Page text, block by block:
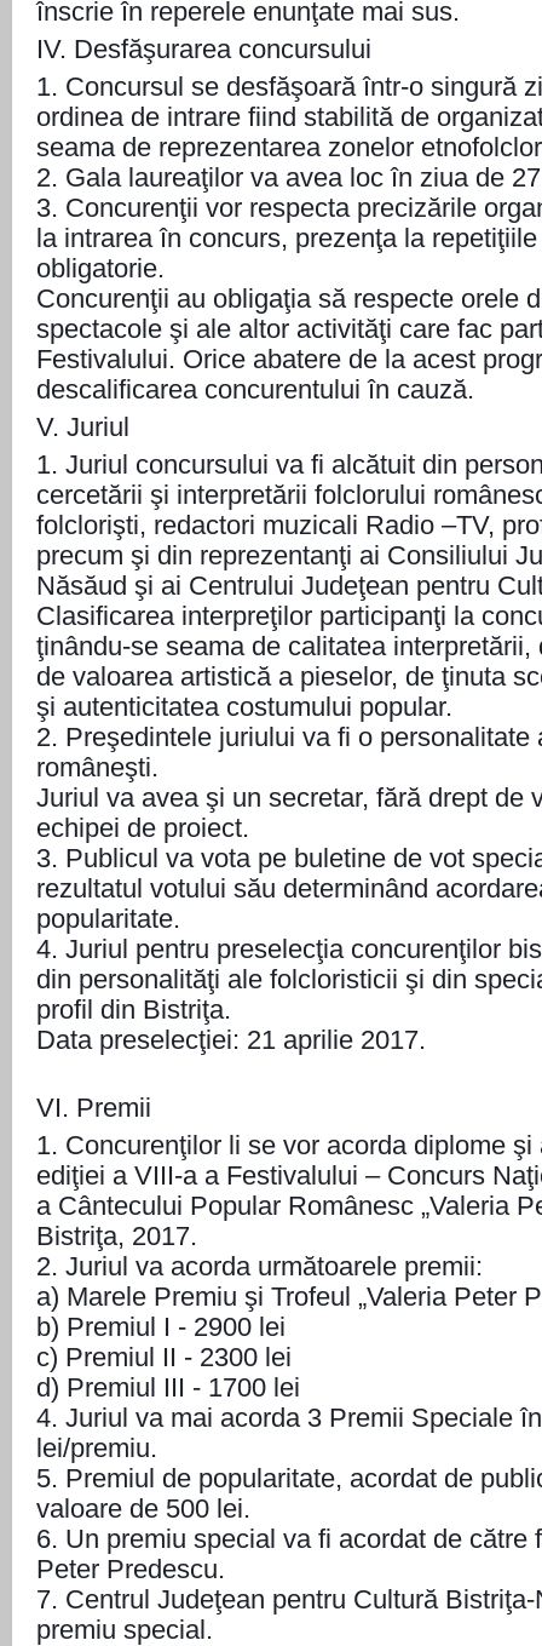
înscrie în reperele enunţate mai sus.
IV. Desfăşurarea concursului
1. Concursul se desfăşoară într-o singură
ordinea de intrare fiind stabilită de
seama de reprezentarea zonelor
2. Gala laureaţilor va avea loc în ziua de
3. Concurenţii vor respecta precizările
la intrarea în concurs, prezenţa la
obligatorie.
Concurenţii au obligaţia să respecte orele
spectacole şi ale altor activităţi care fac
Festivalului. Orice abatere de la acest
descalificarea concurentului în cauză.
V. Juriul
1. Juriul concursului va fi alcătuit din
cercetării şi interpretării folclorului
folclorişti, redactori muzicali Radio –TV,
precum şi din reprezentanţi ai Consiliului
Năsăud şi ai Centrului Judeţean pentru
Clasificarea interpreţilor participanţi la
ţinându-se seama de calitatea
de valoarea artistică a pieselor, de ţinuta
şi autenticitatea costumului popular.
2. Preşedintele juriului va fi o personalitate
româneşti.
Juriul va avea şi un secretar, fără drept de
echipei de proiect.
3. Publicul va vota pe buletine de vot
rezultatul votului său determinând
popularitate.
4. Juriul pentru preselecţia concurenţilor
din personalităţi ale folcloristicii şi din
profil din Bistriţa.
Data preselecţiei: 21 aprilie 2017.
VI. Premii
1. Concurenţilor li se vor acorda diplome
ediţiei a VIII-a a Festivalului – Concurs
a Cântecului Popular Românesc „Valeria
Bistriţa, 2017.
2. Juriul va acorda următoarele premii:
a) Marele Premiu şi Trofeul „Valeria Peter
b) Premiul I - 2900 lei
c) Premiul II - 2300 lei
d) Premiul III - 1700 lei
4. Juriul va mai acorda 3 Premii Speciale
lei/premiu.
5. Premiul de popularitate, acordat de
valoare de 500 lei.
6. Un premiu special va fi acordat de către
Peter Predescu.
​7. Centrul Judeţean pentru Cultură
premiu special.